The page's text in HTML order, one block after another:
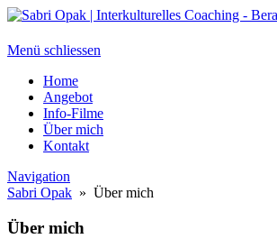
Menü schliessen
Home
Angebot
Info-Filme
Über mich
Kontakt
Navigation
Sabri Opak » Über mich
Über mich